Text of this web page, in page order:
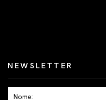
NEWSLETTER